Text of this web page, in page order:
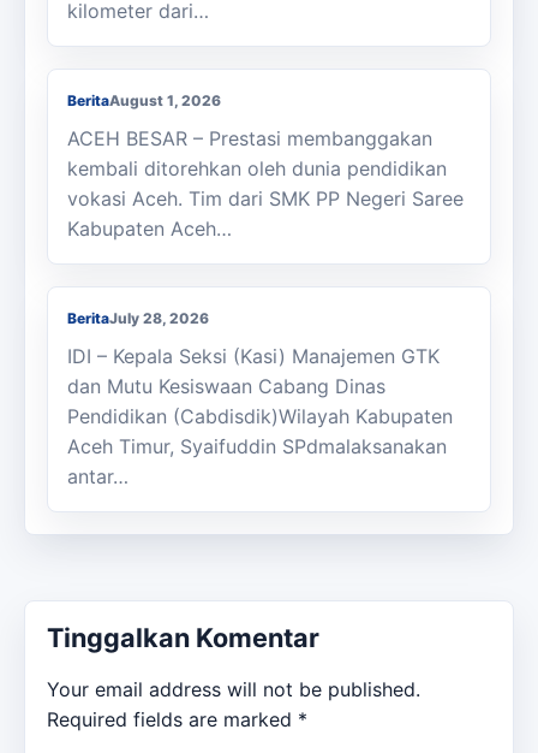
kilometer dari…
Membanggakan, Siswa SMK PPN Saree
Raih Juara LKS Nasional 2026
BeritaAugust 1, 2026
ACEH BESAR – Prestasi membanggakan
kembali ditorehkan oleh dunia pendidikan
vokasi Aceh. Tim dari SMK PP Negeri Saree
Kabupaten Aceh…
Kasi Cabdisdik Kabupaten Aceh Timur
Antar Tugas Kepala SMKN 1 Julok
BeritaJuly 28, 2026
IDI – Kepala Seksi (Kasi) Manajemen GTK
dan Mutu Kesiswaan Cabang Dinas
Pendidikan (Cabdisdik)Wilayah Kabupaten
Aceh Timur, Syaifuddin SPdmalaksanakan
antar…
Tinggalkan Komentar
Your email address will not be published.
Required fields are marked *